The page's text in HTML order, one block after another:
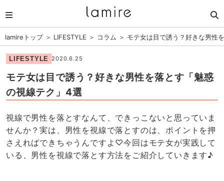
lamireトップ＞ LIFESTYLE ＞ コラム ＞ モテ女は目で誘う？好きな男性
LIFESTYLE 2020.6.25
モテ女は目で誘う？好きな男性を落とす「魅惑
の視線テク」4選
視線で男性を落とすなんて、できっこないと思っていま
せんか？実は、男性を視線で落とすのは、ポイントを押
さえればできちゃうんですよ♡今回はモテ女が実践して
いる、男性を視線で落とす方法をご紹介していきます♪